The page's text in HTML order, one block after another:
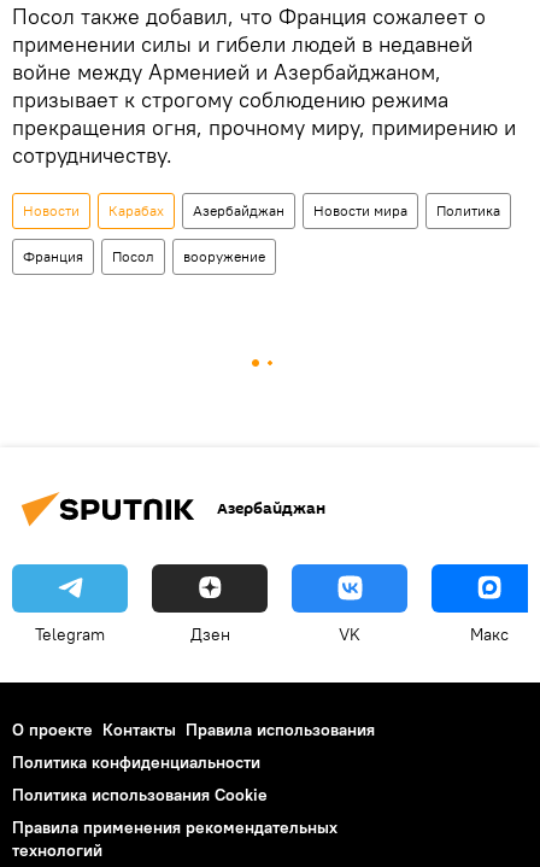
Посол также добавил, что Франция сожалеет о
применении силы и гибели людей в недавней
войне между Арменией и Азербайджаном,
призывает к строгому соблюдению режима
прекращения огня, прочному миру, примирению и
сотрудничеству.
Новости Карабах Азербайджан Новости мира Политика
Франция Посол вооружение
Азербайджан
Telegram Дзен VK Макс
О проекте Контакты Правила использования
Политика конфиденциальности
Политика использования Cookie
Правила применения рекомендательных
технологий